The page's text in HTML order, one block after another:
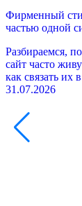
Фирменный
частью одной
Разбираемся,
сайт часто
как связать их
31.07.2026